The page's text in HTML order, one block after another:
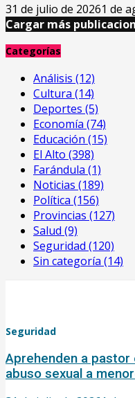
31 de julio de 20261 de
Cargar más
Categorías
Análisis (12)
Cultura (14)
Deportes (5)
Economía (74)
Educación (15)
El Alto (398)
Farándula (1)
Noticias (189)
Política (156)
Provincias (127)
Salud (9)
Seguridad (120)
Sin categoría (14)
Seguridad
Aprehenden a pastor
abuso sexual a